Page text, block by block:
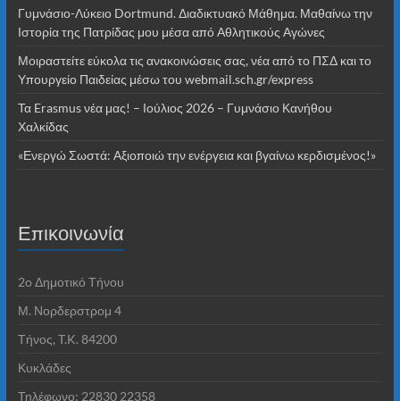
Γυμνάσιο-Λύκειο Dortmund. Διαδικτυακό Μάθημα. Μαθαίνω την
Ιστορία της Πατρίδας μου μέσα από Αθλητικούς Αγώνες
Μοιραστείτε εύκολα τις ανακοινώσεις σας, νέα από το ΠΣΔ και το
Υπουργείο Παιδείας μέσω του webmail.sch.gr/express
Τα Erasmus νέα μας! – Ιούλιος 2026 – Γυμνάσιο Κανήθου
Χαλκίδας
«Ενεργώ Σωστά: Αξιοποιώ την ενέργεια και βγαίνω κερδισμένος!»
Επικοινωνία
2o Δημοτικό Τήνου
Μ. Νορδερστρομ 4
Τήνος, T.K. 84200
Κυκλάδες
Τηλέφωνο: 22830 22358